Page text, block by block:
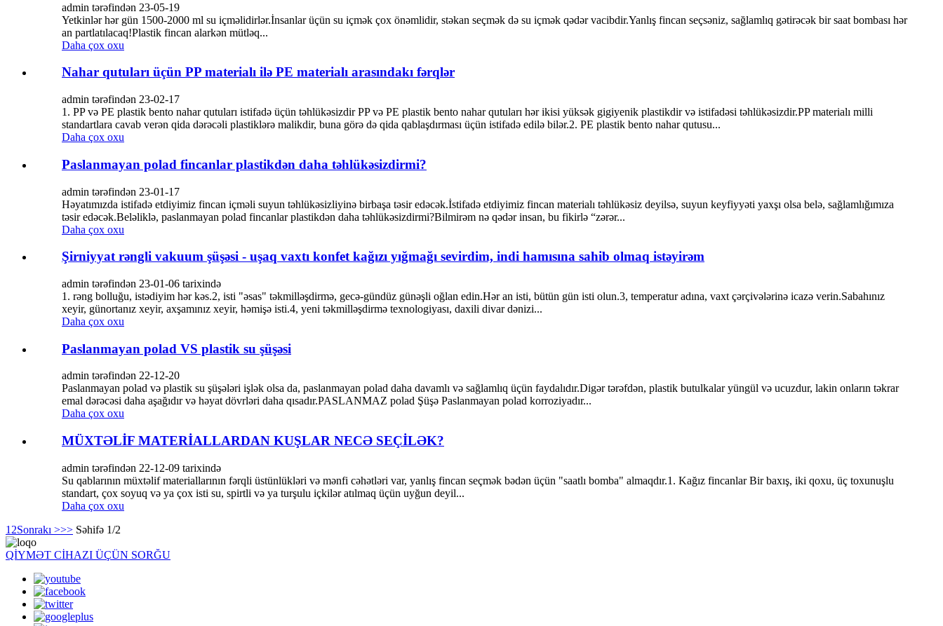
admin tərəfindən 23-05-19
Yetkinlər hər gün 1500-2000 ml su içməlidirlər.İnsanlar üçün su içmək çox önəmlidir, stəkan seçmək də su içmək qədər vacibdir.Yanlış fincan seçsəniz, sağlamlıq gətirəcək bir saat bombası hər
an partlatılacaq!Plastik fincan alarkən mütləq...
Daha çox oxu
Nahar qutuları üçün PP materialı ilə PE materialı arasındakı fərqlər
admin tərəfindən 23-02-17
1. PP və PE plastik bento nahar qutuları istifadə üçün təhlükəsizdir PP və PE plastik bento nahar qutuları hər ikisi yüksək gigiyenik plastikdir və istifadəsi təhlükəsizdir.PP materialı milli
standartlara cavab verən qida dərəcəli plastiklərə malikdir, buna görə də qida qablaşdırması üçün istifadə edilə bilər.2. PE plastik bento nahar qutusu...
Daha çox oxu
Paslanmayan polad fincanlar plastikdən daha təhlükəsizdirmi?
admin tərəfindən 23-01-17
Həyatımızda istifadə etdiyimiz fincan içməli suyun təhlükəsizliyinə birbaşa təsir edəcək.İstifadə etdiyimiz fincan materialı təhlükəsiz deyilsə, suyun keyfiyyəti yaxşı olsa belə, sağlamlığımıza
təsir edəcək.Beləliklə, paslanmayan polad fincanlar plastikdən daha təhlükəsizdirmi?Bilmirəm nə qədər insan, bu fikirlə “zərər...
Daha çox oxu
Şirniyyat rəngli vakuum şüşəsi - uşaq vaxtı konfet kağızı yığmağı sevirdim, indi hamısına sahib olmaq istəyirəm
admin tərəfindən 23-01-06 tarixində
1. rəng bolluğu, istədiyim hər kəs.2, isti "əsas" təkmilləşdirmə, gecə-gündüz günəşli oğlan edin.Hər an isti, bütün gün isti olun.3, temperatur adına, vaxt çərçivələrinə icazə verin.Sabahınız
xeyir, günortanız xeyir, axşamınız xeyir, həmişə isti.4, yeni təkmilləşdirmə texnologiyası, daxili divar dənizi...
Daha çox oxu
Paslanmayan polad VS plastik su şüşəsi
admin tərəfindən 22-12-20
Paslanmayan polad və plastik su şüşələri işlək olsa da, paslanmayan polad daha davamlı və sağlamlıq üçün faydalıdır.Digər tərəfdən, plastik butulkalar yüngül və ucuzdur, lakin onların təkrar
emal dərəcəsi daha aşağıdır və həyat dövrləri daha qısadır.PASLANMAZ polad Şüşə Paslanmayan polad korroziyadır...
Daha çox oxu
MÜXTƏLİF MATERİALLARDAN KUŞLAR NECƏ SEÇİLƏK?
admin tərəfindən 22-12-09 tarixində
Su qablarının müxtəlif materiallarının fərqli üstünlükləri və mənfi cəhətləri var, yanlış fincan seçmək bədən üçün "saatlı bomba" almaqdır.1. Kağız fincanlar Bir baxış, iki qoxu, üç toxunuşlu
standart, çox soyuq və ya çox isti su, spirtli və ya turşulu içkilər atılmaq üçün uyğun deyil...
Daha çox oxu
1 2Sonrakı >>> Səhifə 1/2
QİYMƏT CİHAZI ÜÇÜN SORĞU